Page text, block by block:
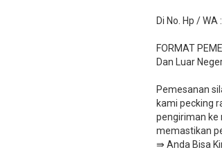
Di No. Hp /
FORMAT
Dan Luar
Pemesanan
kami pecking
pengiriman ke
memastikan
⇛ Anda Bisa